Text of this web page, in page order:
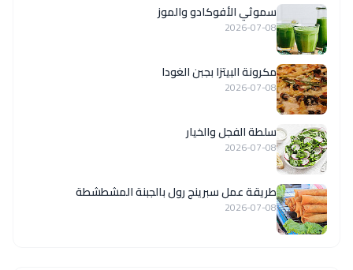
سموثي الأفوكادو والموز
2026-07-08
مكرونة البيتزا بجبن الغودا
2026-07-08
سلطة الفجل والخيار
2026-07-08
طريقة عمل سبرينج رول بالجبنة المشطشطة
2026-07-08